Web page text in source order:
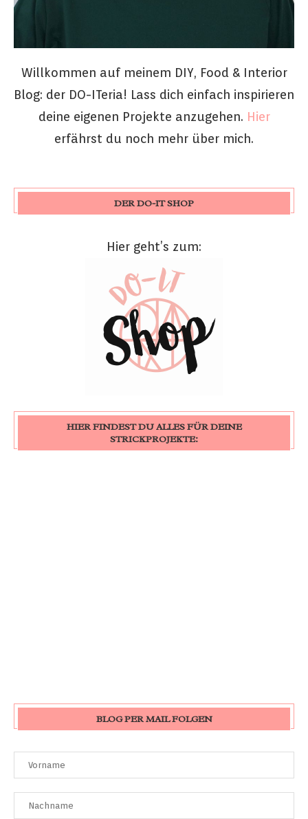
Willkommen auf meinem DIY, Food & Interior
Blog: der DO-ITeria! Lass dich einfach inspirieren
deine eigenen Projekte anzugehen. Hier
erfährst du noch mehr über mich.
DER DO-IT SHOP
Hier geht’s zum:
HIER FINDEST DU ALLES FÜR DEINE
STRICKPROJEKTE:
BLOG PER MAIL FOLGEN